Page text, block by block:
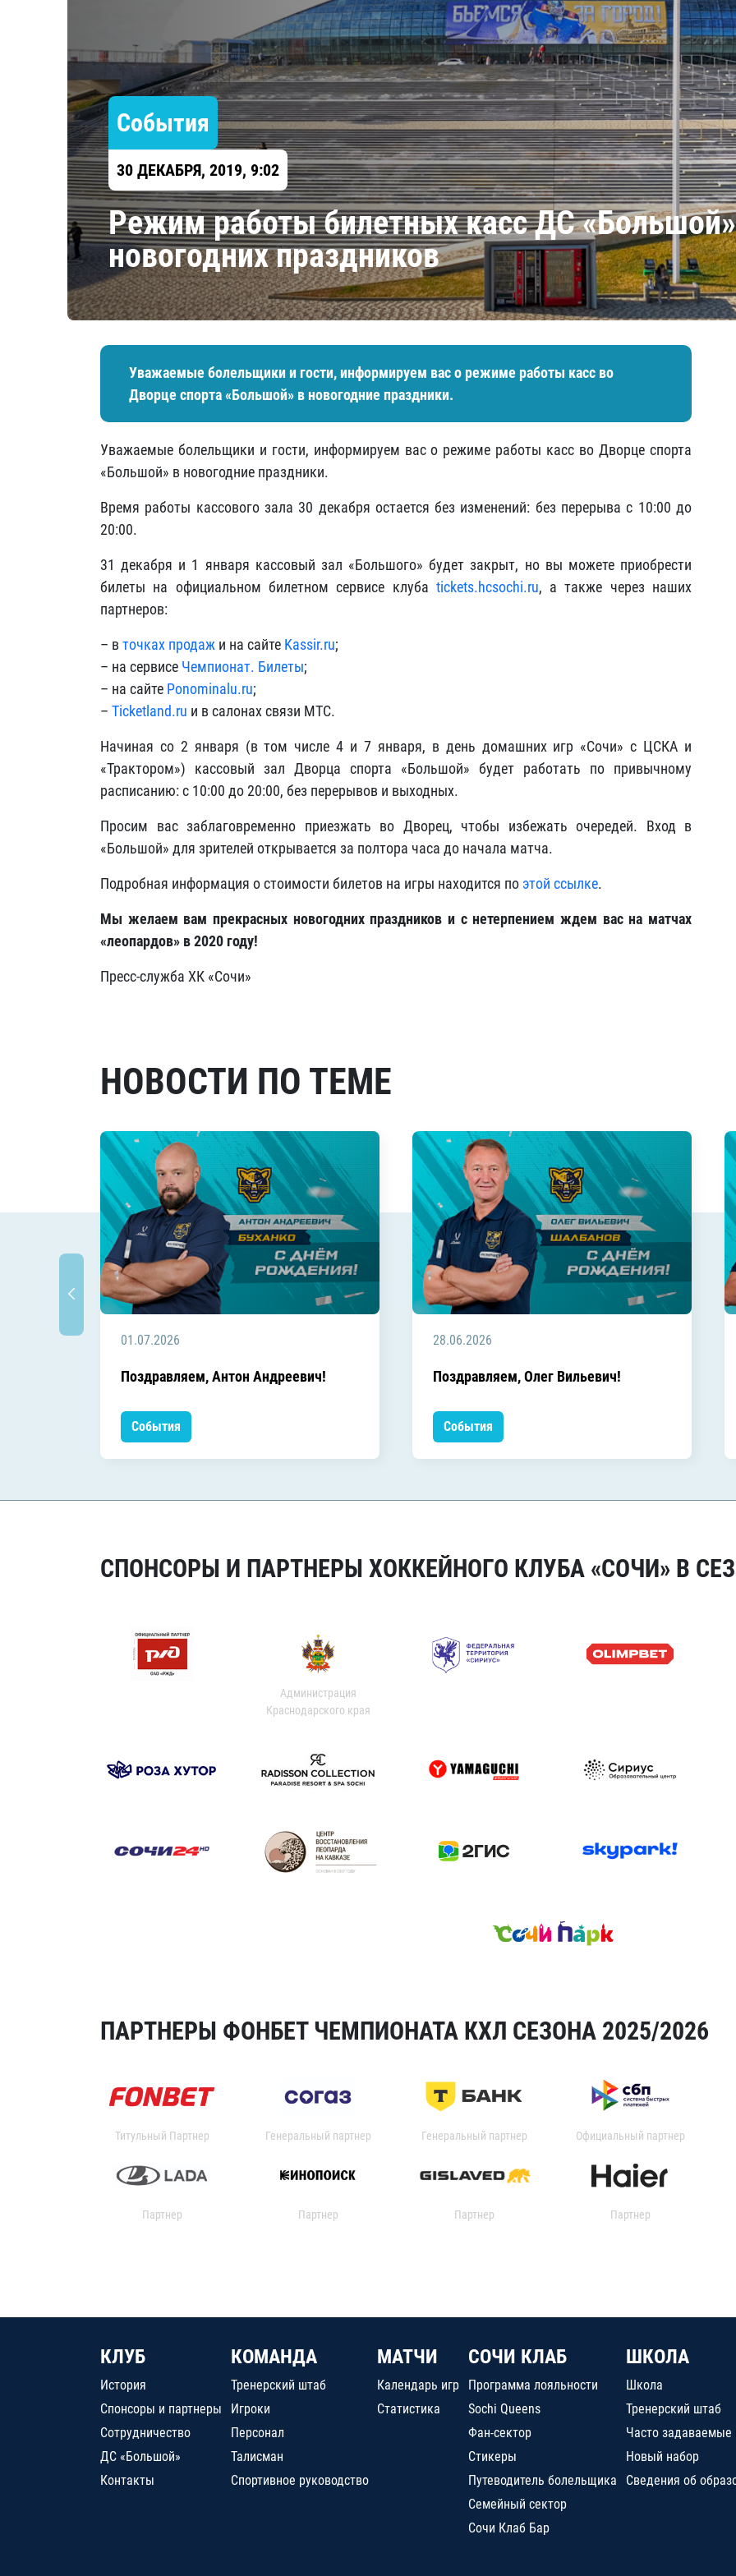
Северсталь
ЦСКА
Шанхайские Драконы
Амур
Барыс
Салават Юлаев
Сибирь
События
30 ДЕКАБРЯ, 2019, 9:02
Режим работы билетных касс ДС
новогодних праздников
Уважаемые болельщики и гости, информируем вас о режиме работы касс во
Дворце спорта «Большой» в новогодние праздники.
Уважаемые болельщики и гости, информируем вас о режиме работы касс во Дворце спорта
«Большой» в новогодние праздники.
Время работы кассового зала 30 декабря остается без изменений: без перерыва с 10:00 до
20:00.
31 декабря и 1 января кассовый зал «Большого» будет закрыт, но вы можете приобрести
билеты на официальном билетном сервисе клуба tickets.hcsochi.ru, а также через наших
партнеров:
– в точках продаж и на сайте Kassir.ru;
– на сервисе Чемпионат. Билеты;
– на сайте Ponominalu.ru;
– Ticketland.ru и в салонах связи МТС.
Начиная со 2 января (в том числе 4 и 7 января, в день домашних игр «Сочи» с ЦСКА и
«Трактором») кассовый зал Дворца спорта «Большой» будет работать по привычному
расписанию: с 10:00 до 20:00, без перерывов и выходных.
Просим вас заблаговременно приезжать во Дворец, чтобы избежать очередей. Вход в
«Большой» для зрителей открывается за полтора часа до начала матча.
Подробная информация о стоимости билетов на игры находится по этой ссылке.
Мы желаем вам прекрасных новогодних праздников и с нетерпением ждем вас на матчах
«леопардов» в 2020 году!
Пресс-служба ХК «Сочи»
НОВОСТИ ПО ТЕМЕ
01.07.2026
Поздравляем, Антон Андреевич!
События
28.06.2026
Поздравляем, Олег Вильевич!
События
СПОНСОРЫ И ПАРТНЕРЫ ХОККЕЙНОГО КЛУБА «СОЧИ» В
Администрация
Краснодарского края
ПАРТНЕРЫ ФОНБЕТ ЧЕМПИОНАТА КХЛ СЕЗОНА 2025/2026
Титульный Партнер Генеральный партнер Генеральный партнер Официальный партнер
Партнер Партнер Партнер Партнер
КЛУБ
История
Спонсоры и партнеры
Сотрудничество
ДС «Большой»
Контакты
КОМАНДА
Тренерский штаб
Игроки
Персонал
Талисман
Спортивное руководство
МАТЧИ
Календарь игр
Статистика
СОЧИ КЛАБ
Программа лояльности
Sochi Queens
Фан-сектор
Стикеры
Путеводитель болельщика
Семейный сектор
Сочи Клаб Бар
ШКОЛА
Школа
Тренерский штаб
Часто задаваемые
Новый набор
Сведения об